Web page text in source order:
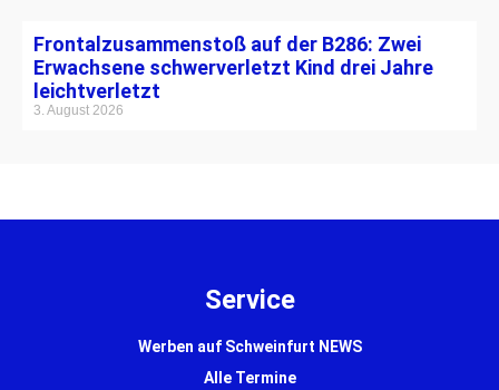
Frontalzusammenstoß auf der B286: Zwei
Erwachsene schwerverletzt Kind drei Jahre
leichtverletzt
3. August 2026
Service
Werben auf Schweinfurt NEWS
Alle Termine